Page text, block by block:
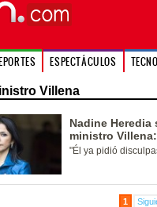
ESPECTÁCULOS
Villena
Nadine
ministro
"Él ya pidió
1